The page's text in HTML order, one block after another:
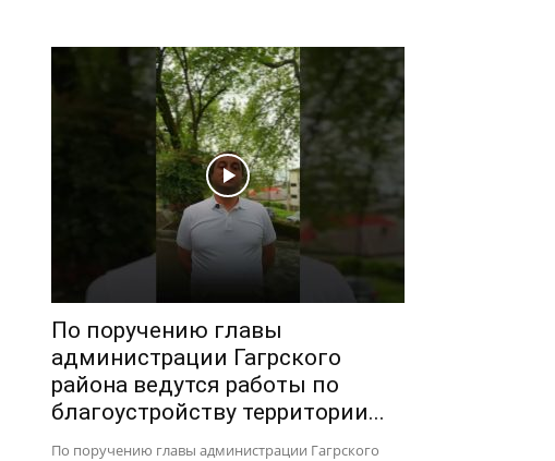
По поручению главы
администрации Гагрского
района ведутся работы по
благоустройству территории...
По поручению главы администрации Гагрского